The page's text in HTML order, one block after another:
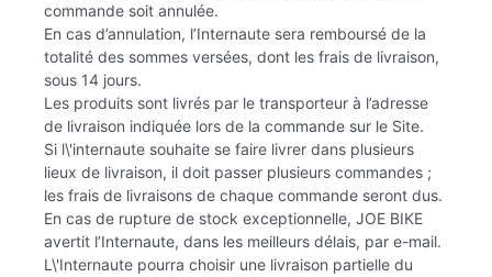
commande soit annulée.
En cas d’annulation, l’Internaute sera remboursé de la
totalité des sommes versées, dont les frais de livraison,
sous 14 jours.
Les produits sont livrés par le transporteur à l’adresse
de livraison indiquée lors de la commande sur le Site.
Si l\'internaute souhaite se faire livrer dans plusieurs
lieux de livraison, il doit passer plusieurs commandes ;
les frais de livraisons de chaque commande seront dus.
En cas de rupture de stock exceptionnelle, JOE BIKE
avertit l’Internaute, dans les meilleurs délais, par e-mail.
L\'Internaute pourra choisir une livraison partielle du